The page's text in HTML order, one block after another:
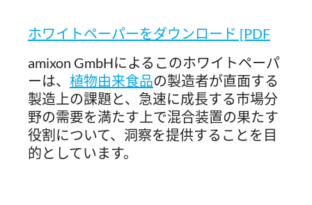
ホワイトペーパーをダウンロード [PDF
amixon GmbHによるこのホワイトペーパ
ーは、 植物由来食品の製造者が直面する
製造上の課題と、急速に成長する市場分
野の需要を満たす上で混合装置の果たす
役割について、洞察を提供することを目
的としています。